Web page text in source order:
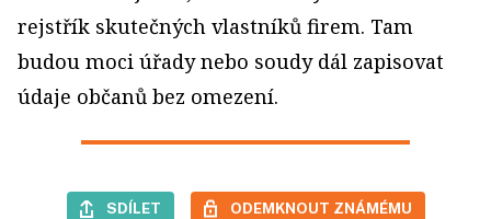
rejstřík skutečných vlastníků firem. Tam
budou moci úřady nebo soudy dál zapisovat
údaje občanů bez omezení.
SDÍLET ODEMKNOUT ZNÁMÉMU